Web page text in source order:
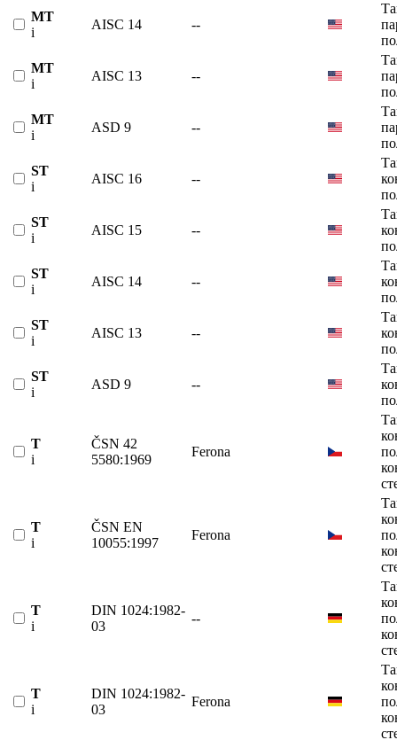
MT
i
AISC 14 --
MT
i
AISC 13 --
MT
i
ASD 9 --
ST
i
AISC 16 --
ST
i
AISC 15 --
ST
i
AISC 14 --
ST
i
AISC 13 --
ST
i
ASD 9 --
T
i
ČSN 42
5580:1969
Ferona
T
i
ČSN EN
10055:1997
Ferona
T
i
DIN 1024:1982-
03
--
T
i
DIN 1024:1982-
03
Ferona